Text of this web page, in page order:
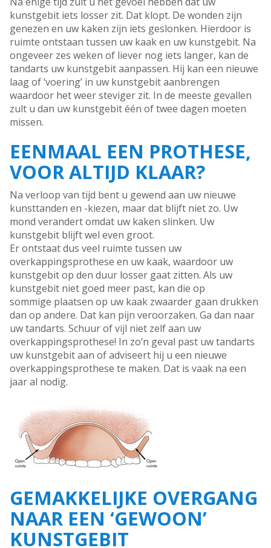
kunstgebit iets losser zit. Dat klopt. De wonden zijn
genezen en uw kaken zijn iets geslonken. Hierdoor is
ruimte ontstaan tussen uw kaak en uw kunstgebit. Na
ongeveer zes weken of liever nog iets langer, kan de
tandarts uw kunstgebit aanpassen. Hij kan een nieuwe
laag of ‘voering’ in uw kunstgebit aanbrengen
waardoor het weer steviger zit. In de meeste gevallen
zult u dan uw kunstgebit één of twee dagen moeten
missen.
EENMAAL EEN PROTHESE,
VOOR ALTIJD KLAAR?
Na verloop van tijd bent u gewend aan uw nieuwe
kunsttanden en -kiezen, maar dat blijft niet zo. Uw
mond verandert omdat uw kaken slinken. Uw
kunstgebit blijft wel even groot.
Er ontstaat dus veel ruimte tussen uw
overkappingsprothese en uw kaak, waardoor uw
kunstgebit op den duur losser gaat zitten. Als uw
kunstgebit niet goed meer past, kan die op
sommige plaatsen op uw kaak zwaarder gaan drukken
dan op andere. Dat kan pijn veroorzaken. Ga dan naar
uw tandarts. Schuur of vijl niet zelf aan uw
overkappingsprothese! In zo’n geval past uw tandarts
uw kunstgebit aan of adviseert hij u een nieuwe
overkappingsprothese te maken. Dat is vaak na een
jaar al nodig.
GEMAKKELIJKE OVERGANG
NAAR EEN ‘GEWOON’
KUNSTGEBIT